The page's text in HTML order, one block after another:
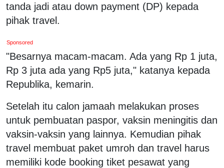
tanda jadi atau down payment (DP) kepada
pihak travel.
Sponsored
"Besarnya macam-macam. Ada yang Rp 1 juta,
Rp 3 juta ada yang Rp5 juta," katanya kepada
Republika, kemarin.
Setelah itu calon jamaah melakukan proses
untuk pembuatan paspor, vaksin meningitis dan
vaksin-vaksin yang lainnya. Kemudian pihak
travel membuat paket umroh dan travel harus
memiliki kode booking tiket pesawat yang